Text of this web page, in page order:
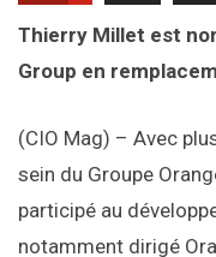
Thierry Millet est
Group en
(CIO Mag) – Avec
sein du Groupe
participé au
notamment dirigé